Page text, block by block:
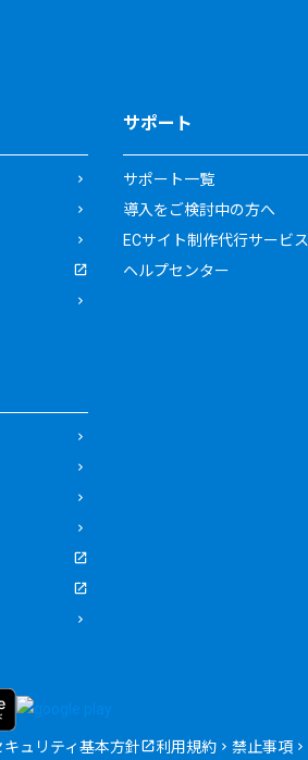
サポート
サポート一覧
導入をご検討中の方へ
ECサイト制作代行サービス
ヘルプセンター
キュリティ基本方針 利用規約 禁止事項